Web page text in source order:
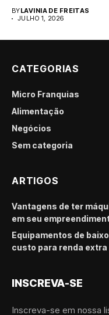
BYLAVINIA DE FREITAS
JULHO 1, 2026
CATEGORIAS
Micro Franquias
Alimentação
Negócios
Sem categoria
ARTIGOS
Vantagens de ter
em seu
Equipamentos de baixo
custo para renda extra
INSCREVA-SE
Inscreva-se em nossa